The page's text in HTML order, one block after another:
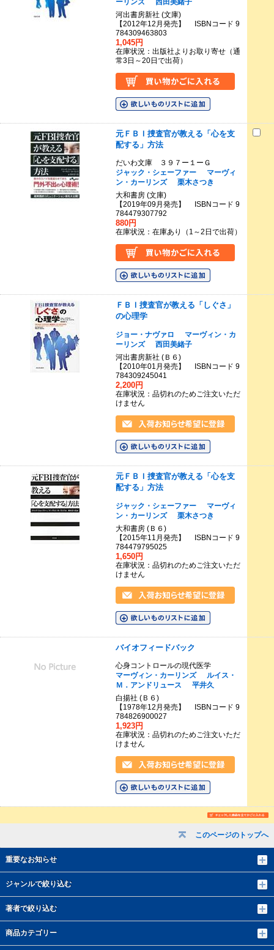
このページのトップへ
重要なお知らせ
ジャンルで絞り込む
著者で絞り込む
商品カテゴリー
河出書房新社 (文庫)
【2012年12月発売】 ISBNコード 9
784309463803
1,045円
在庫状況：出版社よりお取り寄せ（通
常3日～20日で出荷）
元ＦＢＩ捜査官が教える「心を支
配する」方法
だいわ文庫 ３９７ー１ーＧ
ジャック・シェーファー
マーヴィ
ン・カーリンズ
栗木さつき
大和書房 (文庫)
【2019年09月発売】 ISBNコード 9
784479307792
880円
在庫状況：在庫あり（1～2日で出荷）
ＦＢＩ捜査官が教える「しぐさ」
の心理学
ジョー・ナヴァロ
マーヴィン・カ
ーリンズ
西田美緒子
河出書房新社 (Ｂ６)
【2010年01月発売】 ISBNコード 9
784309245041
2,200円
在庫状況：品切れのためご注文いただ
けません
元ＦＢＩ捜査官が教える「心を支
配する」方法
ジャック・シェーファー
マーヴィ
ン・カーリンズ
栗木さつき
大和書房 (Ｂ６)
【2015年11月発売】 ISBNコード 9
784479795025
1,650円
在庫状況：品切れのためご注文いただ
けません
バイオフィードバック
心身コントロールの現代医学
マーヴィン・カーリンズ
ルイス・
Ｍ．アンドリュース
平井久
白揚社 (Ｂ６)
【1978年12月発売】 ISBNコード 9
784826900027
1,923円
在庫状況：品切れのためご注文いただ
けません